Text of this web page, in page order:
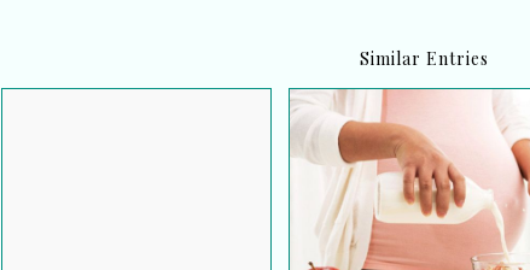
Similar Entries
Snek sihat mengikut
trimester kehamilan